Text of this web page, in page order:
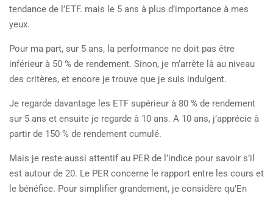
tendance de l’ETF. mais le 5 ans à plus d’importance à mes
yeux.
Pour ma part, sur 5 ans, la performance ne doit pas être
inférieur à 50 % de rendement. Sinon, je m’arrête là au niveau
des critères, et encore je trouve que je suis indulgent.
Je regarde davantage les ETF supérieur à 80 % de rendement
sur 5 ans et ensuite je regarde à 10 ans. A 10 ans, j’apprécie à
partir de 150 % de rendement cumulé.
Mais je reste aussi attentif au PER de l’indice pour savoir s’il
est autour de 20. Le PER concerne le rapport entre les cours et
le bénéfice. Pour simplifier grandement, je considère qu’En